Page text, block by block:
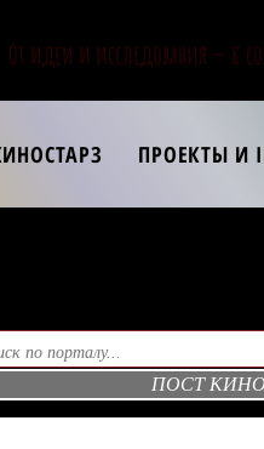
От идеи и исследования — к
ПРОЕКТЫ И
ПОСТ